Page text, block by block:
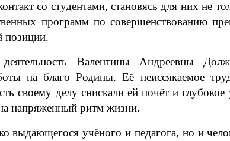
со студентами, становясь для них не
программ по совершенствованию
позиции.
Валентины Андреевны
на благо Родины. Её неиссякаемое
своему делу снискали ей почёт и
напряженный ритм жизни.
выдающегося учёного и педагога, но и